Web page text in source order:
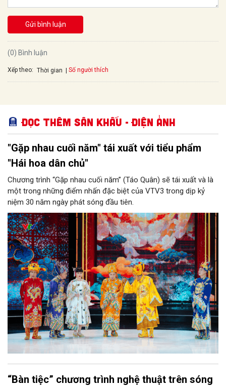
Gửi bình luận
(0) Bình luận
Xếp theo: Thời gian Số người thích
Đọc thêm Sân khấu - Điện ảnh
"Gặp nhau cuối năm" tái xuất với tiểu phẩm
"Hái hoa dân chủ"
Chương trình “Gặp nhau cuối năm” (Táo Quân) sẽ tái xuất và là
một trong những điểm nhấn đặc biệt của VTV3 trong dịp kỷ
niệm 30 năm ngày phát sóng đầu tiên.
“Bàn tiệc” chương trình nghệ thuật trên sóng